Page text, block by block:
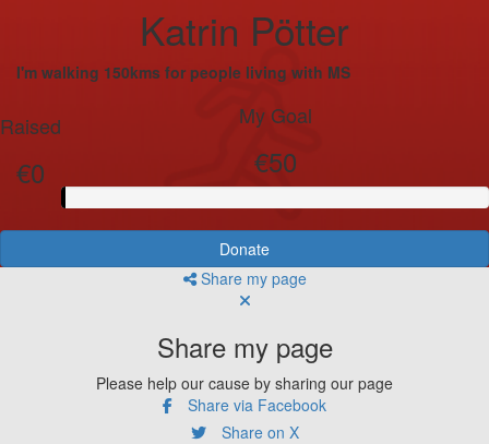
Katrin Pötter
I'm walking 150kms for people living with MS
Raised
€0
My Goal
€50
Donate
Share my page
Share my page
Please help our cause by sharing our page
Share via Facebook
Share on X